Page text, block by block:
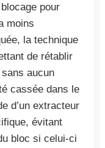
pour
moins
la technique
de rétablir
aucun
cassée dans le
d’un extracteur
évitant
bloc si celui-ci